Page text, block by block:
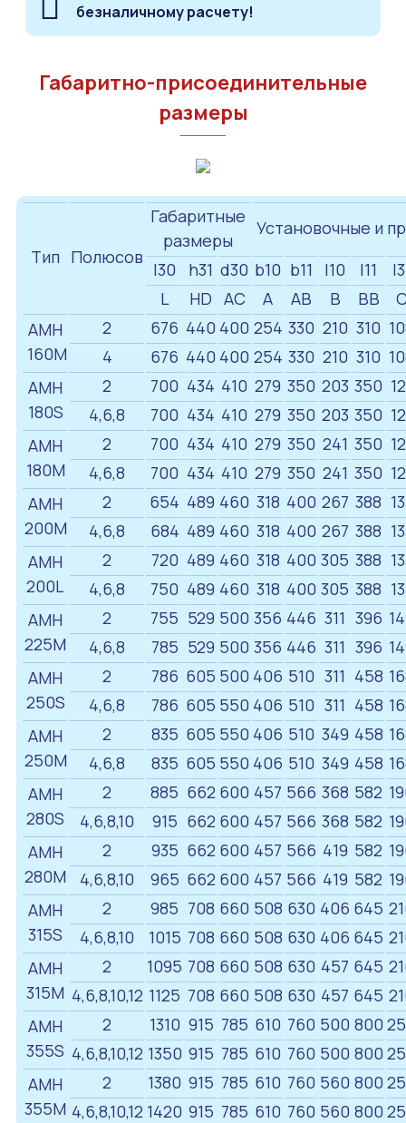
безналичному расчету!
Габаритно-присоединительные
размеры
Тип Полюсов
Габаритные
размеры
Установочные и
I30
h31 d30 b10 b11 I10 I11
L
HD AC A AB B BB
АМН
160M
2 676 440 400 254 330 210 310
4
676 440 400 254 330 210 310
АМН
180S
2 700 434 410 279 350 203 350
4,6,8
700 434 410 279 350 203 350
АМН
180M
2 700 434 410 279 350 241 350
4,6,8
700 434 410 279 350 241 350
АМН
200M
2 654 489 460 318 400 267 388
4,6,8
684 489 460 318 400 267 388
АМН
200L
2 720 489 460 318 400 305 388
4,6,8
750 489 460 318 400 305 388
АМН
225M
2 755 529 500 356 446 311 396
4,6,8
785 529 500 356 446 311 396
АМН
250S
2 786 605 500 406 510 311 458
4,6,8
786 605 550 406 510 311 458
АМН
250M
2 835 605 550 406 510 349 458
4,6,8
835 605 550 406 510 349 458
АМН
280S
2 885 662 600 457 566 368 582
4,6,8,10
915 662 600 457 566 368 582
АМН
280M
2 935 662 600 457 566 419 582
4,6,8,10
965 662 600 457 566 419 582
АМН
315S
2 985 708 660 508 630 406 645
4,6,8,10
1015 708 660 508 630 406 645
АМН
315M
2 1095 708 660 508 630 457 645
4,6,8,10,12 1125 708 660 508 630 457 645
АМН
355S
2 1310 915 785 610 760 500 800
4,6,8,10,12 1350 915 785 610 760 500 800
АМН
355M
2 1380 915 785 610 760 560 800
4,6,8,10,12 1420 915 785 610 760 560 800